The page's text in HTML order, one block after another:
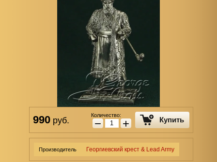
990руб.
Количество:
− + Купить
Производитель Георгиевский крест & Lead Army